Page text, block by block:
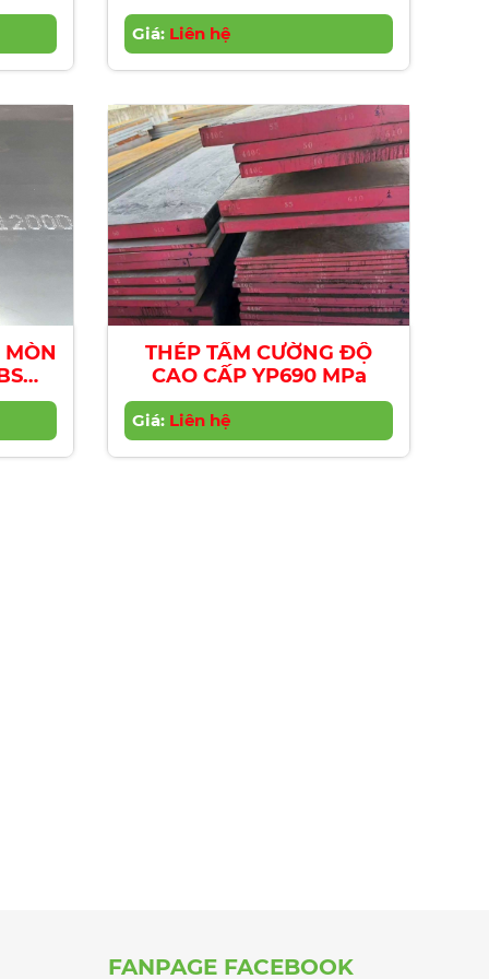
Giá: Liên hệ
MÒN
THÉP TẤM CƯỜNG ĐỘ
CAO CẤP YP690 MPa
Giá: Liên hệ
FANPAGE FACEBOOK